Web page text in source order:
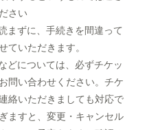
さい
まずに、手続きを間違って
ていただきます。
どについては、必ずチケッ
問い合わせください。チケ
絡いただきましても対応で
ますと、変更・キャンセル